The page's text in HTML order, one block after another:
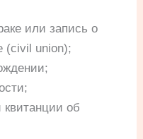
или запись о
(civil union);
об